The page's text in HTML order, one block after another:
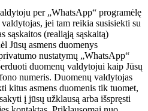
per „WhatsApp“ programėlę
jei tam reikia susisiekti su
sąskaitos (realiąją sąskaitą)
Jūsų asmens duomenys
nustatymų „WhatsApp“
duomenų valdytojui kaip Jūsų
numeris. Duomenų valdytojas
kitus asmens duomenis tik tuomet,
į jūsų užklausą arba išspręsti